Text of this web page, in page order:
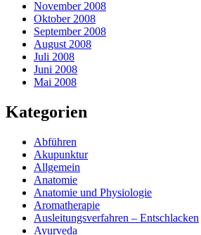
November 2008
Oktober 2008
September 2008
August 2008
Juli 2008
Juni 2008
Mai 2008
Kategorien
Abführen
Akupunktur
Allgemein
Anatomie
Anatomie und Physiologie
Aromatherapie
Ausleitungsverfahren – Entschlacken
Ayurveda